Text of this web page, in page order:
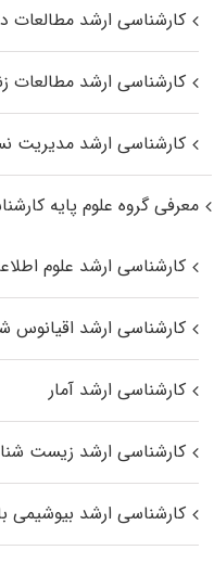
کارشناسی ارشد مطالعات
کارشناسی ارشد مطالعات
کارشناسی ارشد مدیریت
معرفی گروه علوم پایه
کارشناسی ارشد علوم
کارشناسی ارشد اقیانوس‌
کارشناسی ارشد آمار
کارشناسی ارشد زیست
کارشناسی ارشد بیوشیمی